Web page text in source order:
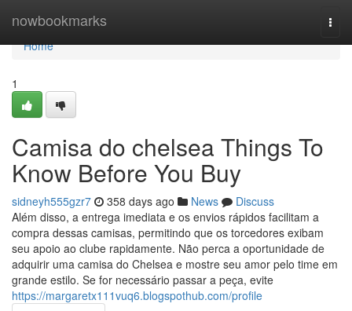
nowbookmarks
Home
Home
1
Camisa do chelsea Things To
Know Before You Buy
sidneyh555gzr7 358 days ago News
Discuss
Além disso, a entrega imediata e os envios rápidos facilitam a
compra dessas camisas, permitindo que os torcedores exibam
seu apoio ao clube rapidamente. Não perca a oportunidade de
adquirir uma camisa do Chelsea e mostre seu amor pelo time em
grande estilo. Se for necessário passar a peça, evite
https://margaretx111vuq6.blogspothub.com/profile